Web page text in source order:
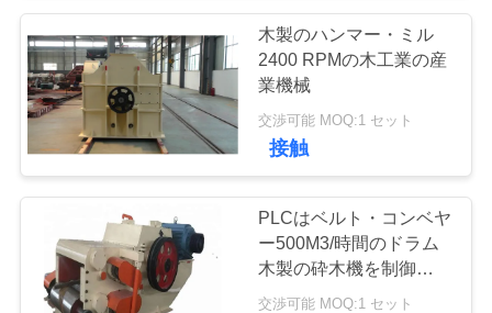
引
用
を
要
求
産業炉およびドラ
イヤー
16
木製のハンマー・ミル
2400 RPMの木工業の産
業機械
交渉可能 MOQ:1 セット
接触
PLCはベルト・コンベヤ
ー500M3/時間のドラム
木製の砕木機を制御しま
す
交渉可能 MOQ:1 セット